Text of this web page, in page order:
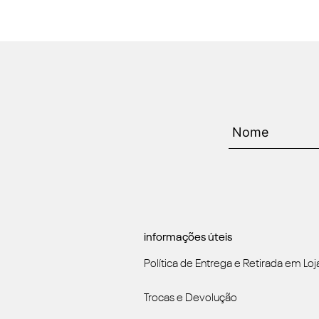
informações úteis
Política de Entrega e Retirada em
Trocas e Devolução